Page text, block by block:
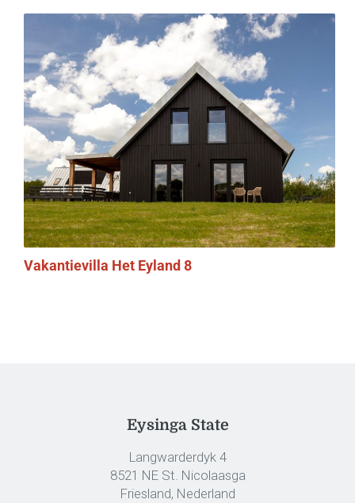
Vakantievilla Het Eyland 8
Eysinga State
Langwarderdyk 4
8521 NE St. Nicolaasga
Friesland, Nederland